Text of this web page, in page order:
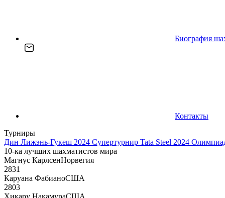
Биография
Контакты
Турниры
Дин Лижэнь-Гукеш 2024 Супертурнир Tata Steel 2024
10-ка лучших шахматистов мира
Магнус КарлсенНорвегия
2831
Каруана ФабианоСША
2803
Хикару НакамураСША